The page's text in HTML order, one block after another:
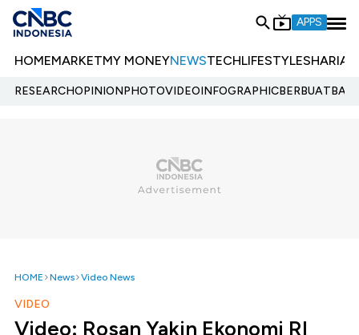
APPS
HOMEMARKETMY MONEYNEWSTECHLIFESTYLESHARIA
RESEARCHOPINIONPHOTOVIDEOINFOGRAPHIC
HOME News Video News
VIDEO
Video: Rosan Yakin Ekonomi RI